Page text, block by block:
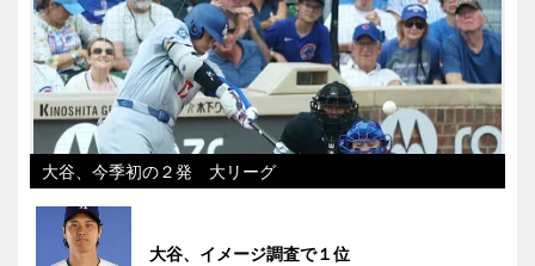
大谷、今季初の２発 大リーグ
大谷、イメージ調査で１位